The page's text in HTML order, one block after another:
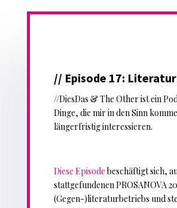
// Episode 17:
//DiesDas & The Other ist ein
Dinge, die mir in den Sinn
längerfristig interessieren.
Diese Episodebeschäftigt sich,
stattgefundenen PROSANOVA
(Gegen-)literaturbetriebs und